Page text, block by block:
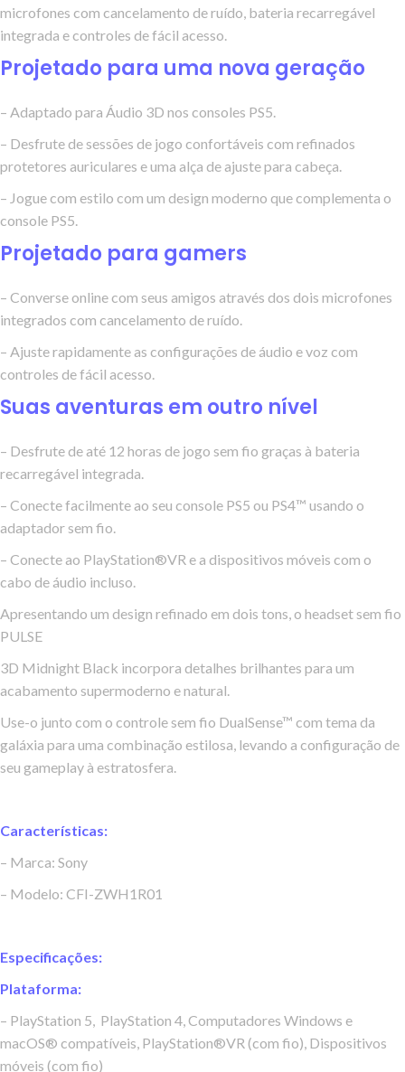
microfones com cancelamento de ruído, bateria recarregável
integrada e controles de fácil acesso.
Projetado para uma nova geração
– Adaptado para Áudio 3D nos consoles PS5.
– Desfrute de sessões de jogo confortáveis com refinados
protetores auriculares e uma alça de ajuste para cabeça.
– Jogue com estilo com um design moderno que complementa o
console PS5.
Projetado para gamers
– Converse online com seus amigos através dos dois microfones
integrados com cancelamento de ruído.
– Ajuste rapidamente as configurações de áudio e voz com
controles de fácil acesso.
Suas aventuras em outro nível
– Desfrute de até 12 horas de jogo sem fio graças à bateria
recarregável integrada.
– Conecte facilmente ao seu console PS5 ou PS4™ usando o
adaptador sem fio.
– Conecte ao PlayStation®VR e a dispositivos móveis com o
cabo de áudio incluso.
Apresentando um design refinado em dois tons, o headset sem fio
PULSE
3D Midnight Black incorpora detalhes brilhantes para um
acabamento supermoderno e natural.
Use-o junto com o controle sem fio DualSense™ com tema da
galáxia para uma combinação estilosa, levando a configuração de
seu gameplay à estratosfera.
Características:
– Marca: Sony
– Modelo: CFI-ZWH1R01
Especificações:
Plataforma:
– PlayStation 5, PlayStation 4, Computadores Windows e
macOS® compatíveis, PlayStation®VR (com fio), Dispositivos
móveis (com fio)